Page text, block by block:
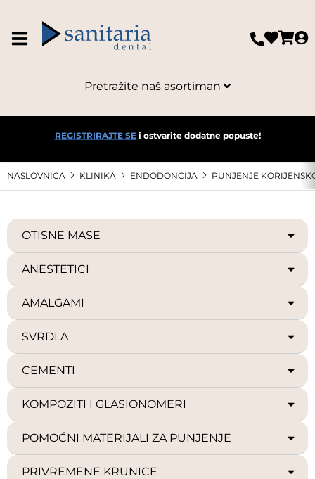
Pretražite naš asortiman
REGISTRIRAJTE SEi ostvarite dodatne popuste!
NASLOVNICA KLINIKA ENDODONCIJA PUNJENJE
OTISNE MASE
ANESTETICI
AMALGAMI
SVRDLA
CEMENTI
KOMPOZITI I GLASIONOMERI
POMOĆNI MATERIJALI ZA PUNJENJE
PRIVREMENE KRUNICE